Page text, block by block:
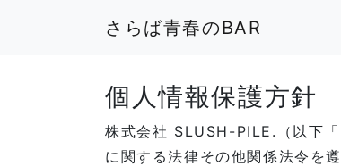
さらば青春のBAR
個人情報保護方針
株式会社 SLUSH-PILE.（以下
に関する法律その他関係法令を